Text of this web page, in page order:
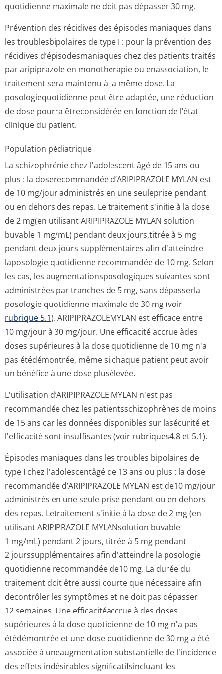
quotidienne maximale ne doit pas dépasser 30 mg.
Prévention des récidives des épisodes maniaques dans
les troublesbipolaires de type I : pour la prévention des
récidives d’épisodesmaniaques chez des patients traités
par aripiprazole en monothérapie ou enassociation, le
traitement sera maintenu à la même dose. La
posologiequoti­dienne peut être adaptée, une réduction
de dose pourra êtreconsidérée en fonction de l’état
clinique du patient.
Population pédiatrique
La schizophrénie chez l'adolescent âgé de 15 ans ou
plus : la doserecommandée d’ARIPIPRAZOLE MYLAN est
de 10 mg/jour administrés en une seuleprise pendant
ou en dehors des repas. Le traitement s'initie à la dose
de 2 mg(en utilisant ARIPIPRAZOLE MYLAN solution
buvable 1 mg/mL) pendant deux jours,titrée à 5 mg
pendant deux jours supplémentaires afin d'atteindre
laposologie quotidienne recommandée de 10 mg. Selon
les cas, les augmentationspo­sologiques suivantes sont
administrées par tranches de 5 mg, sans dépasserla
posologie quotidienne maximale de 30 mg (voir
rubrique 5.1). ARIPIPRAZOLEMYLAN est efficace entre
10 mg/jour à 30 mg/jour. Une efficacité accrue àdes
doses supérieures à la dose quotidienne de 10 mg n'a
pas étédémontrée, même si chaque patient peut avoir
un bénéfice à une dose plusélevée.
L'utilisation d’ARIPIPRAZOLE MYLAN n'est pas
recommandée chez les patientsschizop­hrènes de moins
de 15 ans car les données disponibles sur lasécurité et
l'efficacité sont insuffisantes (voir rubriques4.8 et 5­.1).
Épisodes maniaques dans les troubles bipolaires de
type I chez l'adolescentâgé de 13 ans ou plus : la dose
recommandée d’ARIPIPRAZOLE MYLAN est de10 mg/jour
administrés en une seule prise pendant ou en dehors
des repas. Letraitement s'initie à la dose de 2 mg (en
utilisant ARIPIPRAZOLE MYLANsolution buvable
1 mg/mL) pendant 2 jours, titrée à 5 mg pendant
2 jourssupplé­mentaires afin d'atteindre la posologie
quotidienne recommandée de10 mg. La durée du
traitement doit être aussi courte que nécessaire afin
decontrôler les symptômes et ne doit pas dépasser
12 semaines. Une efficacitéaccrue à des doses
supérieures à la dose quotidienne de 10 mg n'a pas
étédémontrée et une dose quotidienne de 30 mg a été
associée à uneaugmentation substantielle de l'incidence
des effets indésirables significatifsin­cluant les